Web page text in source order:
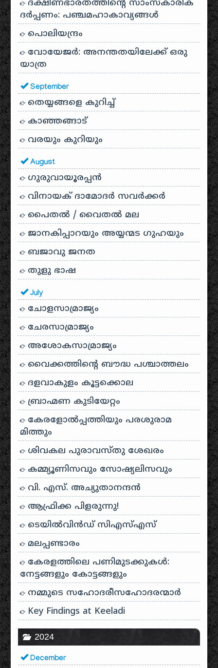
ദക്ഷിണഭാരതത്തിൻ്റെ സാംസ്കാരിക
ദർപ്പണം: പഞ്ചമഹാകാവ്യങ്ങൾ
പൊലിയന്ദ്രം
വോയേജർ: അനന്തതയിലേക്ക് ഒരു
യാത്ര
September
തെയ്യങ്ങളെ കുറിച്ച്
കാഞ്ഞങ്ങാട്
വരയും കുറിയും
August
ഗുരുവായൂരപ്പൻ
വിനായക് ദാമോദർ സവർക്കർ
പൈതൽ / വൈതൽ മല
ജാനകിപ്പാറയും അയ്യന്മട ഗുഹയും
ബജാവു ജനത
തുളു ഭാഷ
July
ചോളസാമ്രാജ്യം
ചേരസാമ്രാജ്യം
അശോകസാമ്രാജ്യം
വൈക്കത്തിന്റെ ബൗദ്ധ പശ്ചാത്തലം
ദളവാകുളം കൂട്ടക്കൊല
ബ്രാഹ്മണ കുടിയേറ്റം
കേരളോൽപ്പത്തിയും പരശുരാമ
മിത്തും
ശിവകല പുരാവസ്തു ശേഖരം
കമ്മ്യൂണിസവും സോഷ്യലിസവും
വി. എസ്. അച്യുതാനന്ദൻ
ആഫ്രിക്ക പിളരുന്നു!
ടെയിൽ‌വിൻഡ് സി‌എസ്‌എസ്
മലപ്പണ്ടാരം
കേരളത്തിലെ പണിമുടക്കുകൾ:
നേട്ടങ്ങളും കോട്ടങ്ങളും
നമ്മുടെ സഹോദരീസഹോദരന്മാർ
Key Findings at Keeladi
2024
December